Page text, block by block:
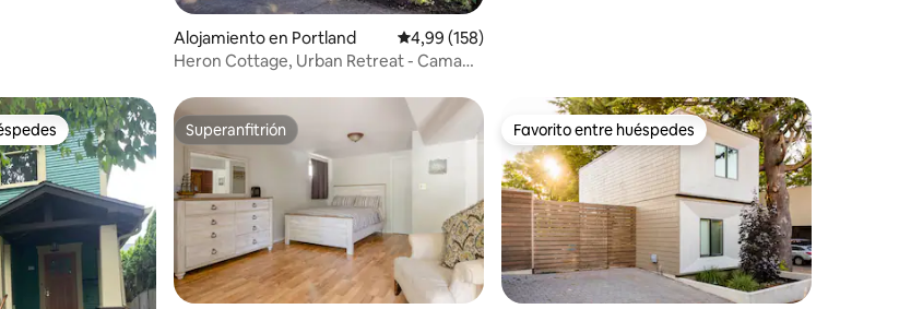
Alojamiento en Portland Calificación promedio: 4,99 de 5. 158 evaluaciones
4,99 (158)
Heron Cottage, Urban Retreat - Cama
más destacadosSuperanfitrión
Superanfitrión Favorito entre huéspedes
Favorito entre huéspedes